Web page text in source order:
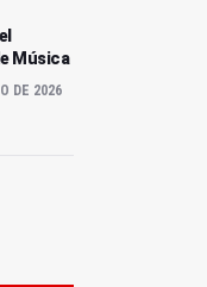
Música
DE 2026